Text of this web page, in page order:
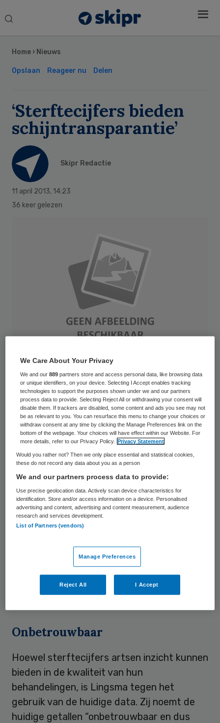
Search
Home › Nieuws
Opslaan Reageer nu Delen
‘Sterftecijfers bieden
schijntransparantie’
Skipr Redactie
11 april 2013, 14:23
36 keer gelezen
Sterftecijfers bieden schijntransparantie
en leiden mogelijk zelfs tot negatieve
effecten. Dat stelt epidemioloog Hester
Lingsma van het Erasmus MC, cum laude
gepromoveerd op dit onderwerp.
Zij reageert op de uitlatingen van minister
Schippers van VWS die pleit voorverplichte
publicatie van sterftecijfers. “De minister
kan dit wel willen, maar het openbaar maken
van deze cijfers leidt niet tot verbetering
wetenschappelijk bewijs voor. Publicatie
heeft mogelijk zelfs negatieve effecten”,
zegt Lingsma op de website van het
Onbetrouwbaar
Hoewel sterftecijfers artsen inzicht kunnen
bieden in de kwaliteit van hun
behandelingen, is Lingsma tegen het
gebruik van de huidige data. Zij noemt de
huidige getallen “onbetrouwbaar en dus
Sidebar
We Care About Your Privacy
We and our889 partners store and access personal data, like browsing data
or unique identifiers, on your device. Selecting I Accept enables tracking
technologies to support the purposes shown under we and our partners
process data to provide. Selecting Reject All or withdrawing your consent will
disable them. If trackers are disabled, some content and ads you see may not
be as relevant to you. You can resurface this menu to change your choices or
withdraw consent at any time by clicking the Manage Preferences link on the
bottom of the webpage. Your choices will have effect within our Website. For
more details, refer to our Privacy Policy.
Privacy Statement
Would you rather not? Then we only place essential and statistical cookies,
these do not record any data about you as a person
We and our partners process data to provide:
Use precise geolocation data. Actively scan device characteristics for
identification. Store and/or access information on a device. Personalised
advertising and content, advertising and content measurement, audience
research and services development.
List of Partners (vendors)
Manage Preferences
Reject All I Accept